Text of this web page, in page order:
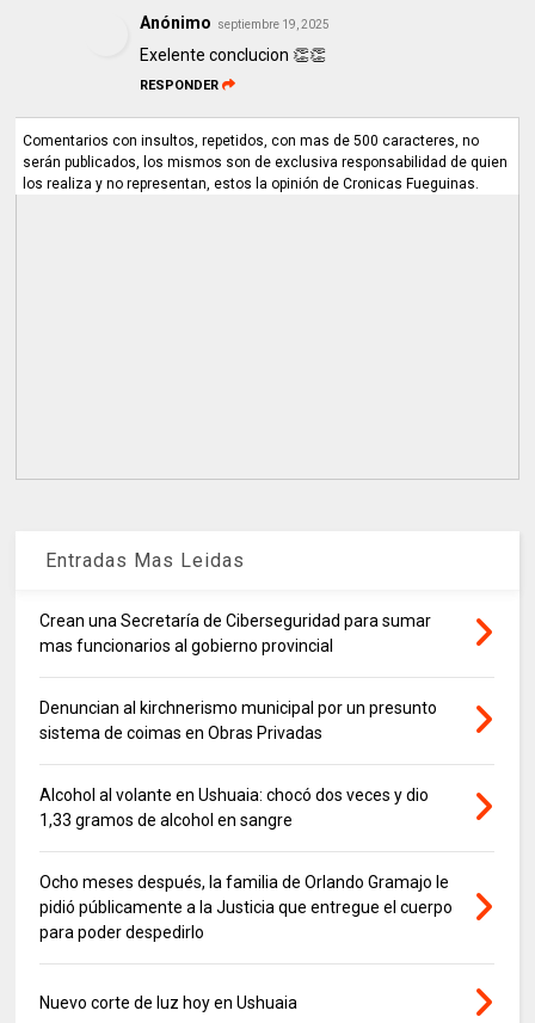
Anónimo septiembre 19, 2025
Exelente conclucion 👏👏
RESPONDER
Comentarios con insultos, repetidos, con mas de 500 caracteres, no
serán publicados, los mismos son de exclusiva responsabilidad de quien
los realiza y no representan, estos la opinión de Cronicas Fueguinas.
Entradas Mas Leidas
Crean una Secretaría de Ciberseguridad para sumar
mas funcionarios al gobierno provincial
Denuncian al kirchnerismo municipal por un presunto
sistema de coimas en Obras Privadas
Alcohol al volante en Ushuaia: chocó dos veces y dio
1,33 gramos de alcohol en sangre
Ocho meses después, la familia de Orlando Gramajo le
pidió públicamente a la Justicia que entregue el cuerpo
para poder despedirlo
Nuevo corte de luz hoy en Ushuaia